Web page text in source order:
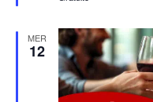
MER
12